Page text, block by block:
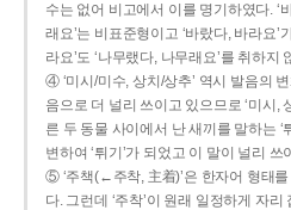
수는 없어 비고에서 이를 명기하였다. ‘
래요’는 비표준형이고 ‘바랐다, 바라요’
라요’도 ‘나무랬다, 나무래요’를 취하지
④ ‘미시/미수, 상치/상추’ 역시 발음의
음으로 더 널리 쓰이고 있으므로 ‘미시,
른 두 동물 사이에서 난 새끼를 말하는 ‘
변하여 ‘튀기’가 되었고 이 말이 널리
⑤ ‘주책(←주착, 主着)’은 한자어 형태를
다. 그런데 ‘주착’이 원래 일정하게 자